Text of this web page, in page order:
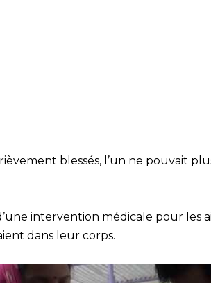
blessés, l’un ne pouvait
intervention médicale pour les
dans leur corps.